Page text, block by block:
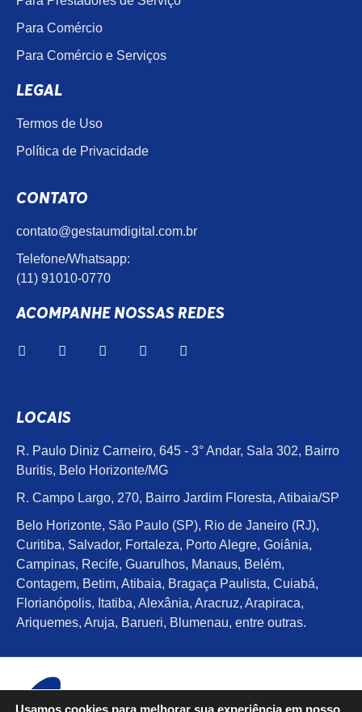
Para Comércio
Para Comércio e Serviços
LEGAL
Termos de Uso
Política de Privacidade
CONTATO
contato@gestaumdigital.com.br
Telefone/Whatsapp:
(11) 91010-0770
ACOMPANHE NOSSAS REDES
LOCAIS
R. Paulo Diniz Carneiro, 645 - 3° Andar, Sala 302, Bairro
Buritis, Belo Horizonte/MG
R. Campo Largo, 270, Bairro Jardim Floresta, Atibaia/SP
Belo Horizonte, São Paulo (SP), Rio de Janeiro (RJ),
Curitiba, Salvador, Fortaleza, Porto Alegre, Goiânia,
Campinas, Recife, Guarulhos, Manaus, Belém,
Contagem, Betim, Atibaia, Bragaça Paulista, Cuiabá,
Florianópolis, Itatiba, Alexânia, Aracruz, Arapiraca,
Ariquemes, Aruja, Barueri, Blumenau, entre outras.